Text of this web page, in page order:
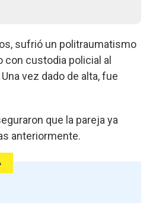
sufrió un politraumatismo
con custodia policial al
Una vez dado de alta, fue
que la pareja ya
anteriormente.